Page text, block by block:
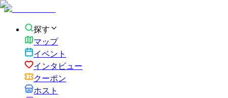
探す
マップ
イベント
インタビュー
クーポン
ホスト